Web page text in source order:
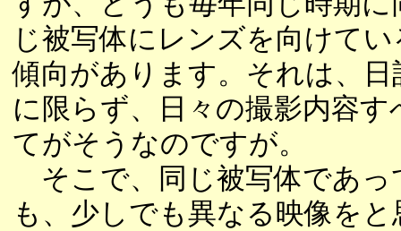
じ被写体にレンズを向けてい
傾向があります。それは、日
に限らず、日々の撮影内容す
てがそうなのですが。
そこで、同じ被写体であっ
も、少しでも異なる映像をと